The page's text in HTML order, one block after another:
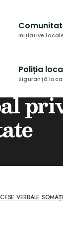
Inițiative
Poliția
Siguranță
SOMAȚII
VERBALE